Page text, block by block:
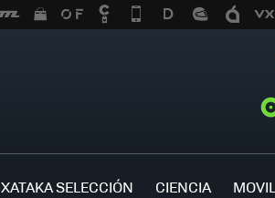
XATAKA SELECCIÓN CIENCIA